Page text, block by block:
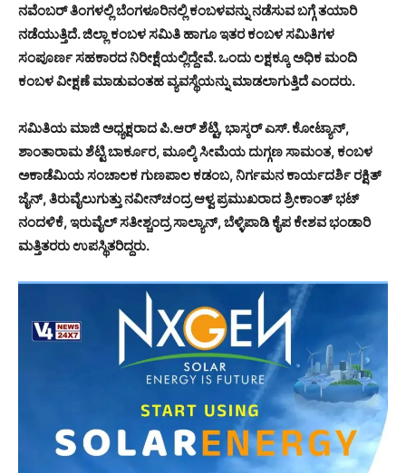
ನವೆಂಬರ್ ತಿಂಗಳಲ್ಲಿ ಬೆಂಗಳೂರಿನಲ್ಲಿ ಕಂಬಳವನ್ನು ನಡೆಸುವ ಬಗ್ಗೆ ತಯಾರಿ
ನಡೆಯುತ್ತಿದೆ. ಜಿಲ್ಲಾ ಕಂಬಳ ಸಮಿತಿ ಹಾಗೂ ಇತರ ಕಂಬಳ ಸಮಿತಿಗಳ
ಸಂಪೂರ್ಣ ಸಹಕಾರದ ನಿರೀಕ್ಷೆಯಲ್ಲಿದ್ದೇವೆ. ಒಂದು ಲಕ್ಷಕ್ಕೂ ಅಧಿಕ ಮಂದಿ
ಕಂಬಳ ವೀಕ್ಷಣೆ ಮಾಡುವಂತಹ ವ್ಯವಸ್ಥೆಯನ್ನು ಮಾಡಲಾಗುತ್ತಿದೆ ಎಂದರು.
ಸಮಿತಿಯ ಮಾಜಿ ಅಧ್ಯಕ್ಷರಾದ ಪಿ.ಆರ್ ಶೆಟ್ಟಿ, ಭಾಸ್ಕರ್ ಎಸ್. ಕೋಟ್ಯಾನ್,
ಶಾಂತಾರಾಮ ಶೆಟ್ಟಿ ಬಾರ್ಕೂರ, ಮೂಲ್ಕಿ ಸೀಮೆಯ ದುಗ್ಗಣ ಸಾಮಂತ, ಕಂಬಳ
ಅಕಾಡೆಮಿಯ ಸಂಚಾಲಕ ಗುಣಪಾಲ ಕಡಂಬ, ನಿರ್ಗಮನ ಕಾರ್ಯದರ್ಶಿ ರಕ್ಷಿತ್
ಜೈನ್, ತಿರುವೈಲುಗುತ್ತು ನವೀನ್‍ಚಂದ್ರ ಆಳ್ವ ಪ್ರಮುಖರಾದ ಶ್ರೀಕಾಂತ್ ಭಟ್
ನಂದಳಿಕೆ, ಇರುವೈಲ್ ಸತೀಶ್ಚಂದ್ರ ಸಾಲ್ಯಾನ್, ಬೆಳ್ಳಿಪಾಡಿ ಕೈಪ ಕೇಶವ ಭಂಡಾರಿ
ಮತ್ತಿತರರು ಉಪಸ್ಥಿತರಿದ್ದರು.